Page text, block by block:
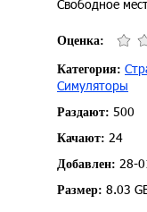
Свободное
Оценка:
Категория:
Симуляторы
Раздают: 500
Качают: 24
Добавлен: 28-
Размер: 8.03